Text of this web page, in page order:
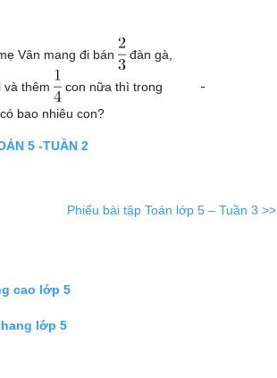
Vân mang đi bán đàn gà,
và thêm
con nữa thì trong
bao nhiêu con?
5 -TUẦN 2
Phiếu bài tập Toán lớp 5 – Tuần 3 >>
cao lớp 5
lớp 5